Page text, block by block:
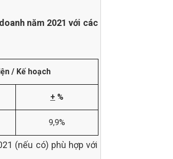
năm 2021 với các
/ Kế hoạch
+ %
9,9%
(nếu có) phù hợp với